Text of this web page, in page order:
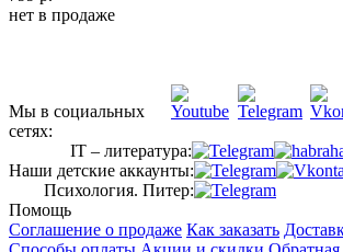
нет в продаже
Мы в социальных
сетях:
IT – литература:
Наши детские аккаунты:
Психология. Питер:
Помощь
Соглашение о продаже Как заказать